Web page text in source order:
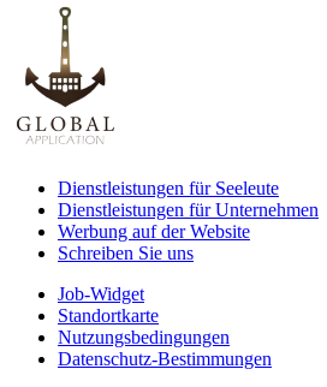
Dienstleistungen für Seeleute
Dienstleistungen für Unternehmen
Werbung auf der Website
Schreiben Sie uns
Job-Widget
Standortkarte
Nutzungsbedingungen
Datenschutz-Bestimmungen